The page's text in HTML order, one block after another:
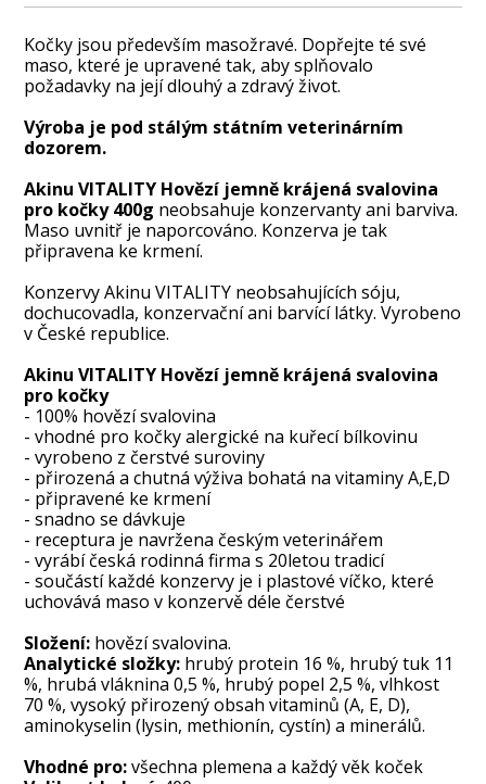
Kočky jsou především masožravé. Dopřejte té své
maso, které je upravené tak, aby splňovalo
požadavky na její dlouhý a zdravý život.
Výroba je pod stálým státním veterinárním
dozorem.
Akinu VITALITY Hovězí jemně krájená svalovina
pro kočky 400g neobsahuje konzervanty ani barviva.
Maso uvnitř je naporcováno. Konzerva je tak
připravena ke krmení.
Konzervy Akinu VITALITY neobsahujících sóju,
dochucovadla, konzervační ani barvící látky. Vyrobeno
v České republice.
Akinu VITALITY Hovězí jemně krájená svalovina
pro kočky
- 100% hovězí svalovina
- vhodné pro kočky alergické na kuřecí bílkovinu
- vyrobeno z čerstvé suroviny
- přirozená a chutná výživa bohatá na vitaminy A,E,D
- připravené ke krmení
- snadno se dávkuje
- receptura je navržena českým veterinářem
- vyrábí česká rodinná firma s 20letou tradicí
- součástí každé konzervy je i plastové víčko, které
uchovává maso v konzervě déle čerstvé
Složení: hovězí svalovina.
Analytické složky: hrubý protein 16 %, hrubý tuk 11
%, hrubá vláknina 0,5 %, hrubý popel 2,5 %, vlhkost
70 %, vysoký přirozený obsah vitaminů (A, E, D),
aminokyselin (lysin, methionín, cystín) a minerálů.
Vhodné pro:všechna plemena a každý věk koček